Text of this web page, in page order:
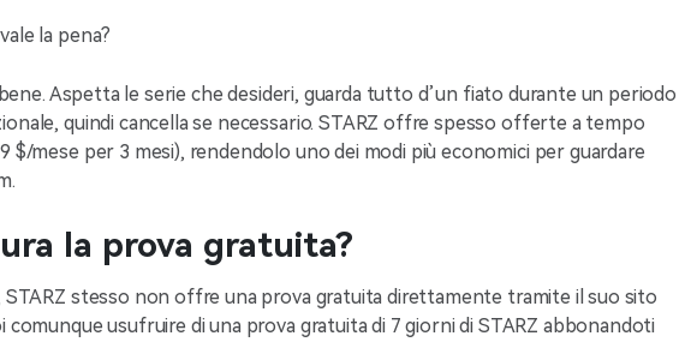
la pena?
Aspetta le serie che desideri, guarda tutto d’un fiato durante un periodo
quindi cancella se necessario. STARZ offre spesso offerte a tempo
$/mese per 3 mesi), rendendolo uno dei modi più economici per guardare
la prova gratuita?
STARZ stesso non offre una prova gratuita direttamente tramite il suo sito
comunque usufruire di una prova gratuita di 7 giorni di STARZ abbonandoti